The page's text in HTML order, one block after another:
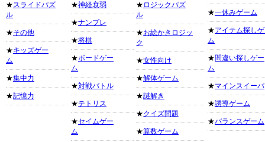
★スライドパズ
ル
★その他
★キッズゲー
ム
★集中力
★記憶力
★神経衰弱
★ナンプレ
★将棋
★ボードゲー
ム
★対戦バトル
★テトリス
★セイムゲー
ム
★ ロジックパズ
ル
★お絵かきロジッ
ク
★女性向け
★解体ゲーム
★謎解き
★クイズ問題
★算数ゲーム
★一休みゲーム
★アイテム探し
ム
★間違い探しゲー
ム
★マインスイーパ
★誘導ゲーム
★バランスゲーム